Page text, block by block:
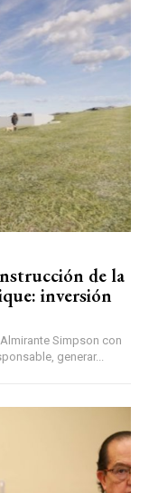
de la
inversión
Simpson con
generar...